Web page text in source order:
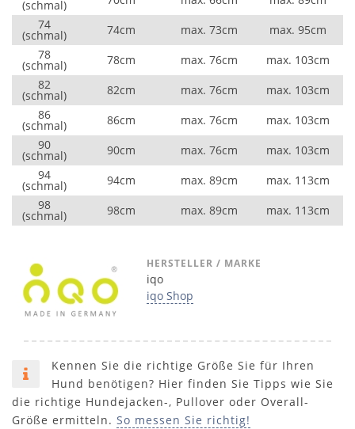
(schmal)
74
(schmal) 74cm max. 73cm
max. 95cm
78
(schmal) 78cm max. 76cm
max. 103cm
82
(schmal) 82cm max. 76cm
max. 103cm
86
(schmal) 86cm max. 76cm
max. 103cm
90
(schmal) 90cm max. 76cm
max. 103cm
94
(schmal) 94cm max. 89cm
max. 113cm
98
(schmal) 98cm max. 89cm max. 113cm
HERSTELLER / MARKE
iqo
iqo Shop
Kennen Sie die richtige Größe Sie für Ihren
Hund benötigen? Hier finden Sie Tipps wie Sie
die richtige Hundejacken-, Pullover oder Overall-
Größe ermitteln. So messen Sie richtig!